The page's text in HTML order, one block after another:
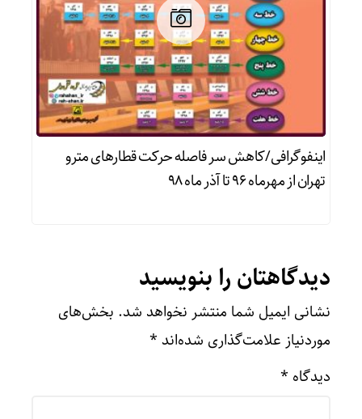
اینفوگرافی/كاهش سر فاصله حركت قطارهای مترو
تهران از مهرماه ۹۶ تا آذر ماه ۹۸
دیدگاهتان را بنویسید
نشانی ایمیل شما منتشر نخواهد شد. بخش‌های
موردنیاز علامت‌گذاری شده‌اند *
دیدگاه *